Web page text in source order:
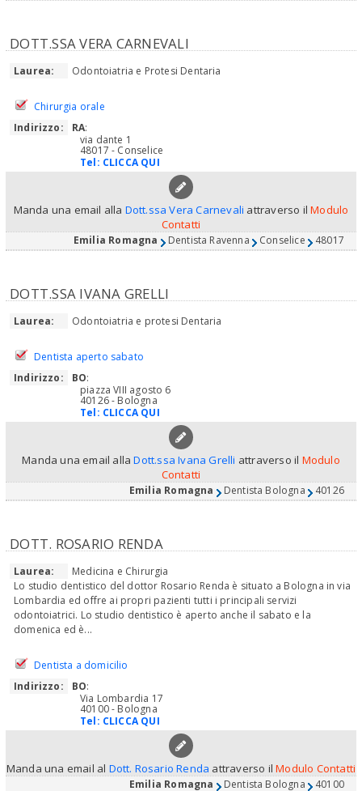
DOTT.SSA VERA CARNEVALI
Laurea: Odontoiatria e Protesi Dentaria
Chirurgia orale
Indirizzo:
RA:
via dante 1
48017 - Conselice
Tel: CLICCA QUI
Manda una email alla Dott.ssa Vera Carnevali attraverso ilModulo
Contatti
Emilia Romagna Dentista Ravenna Conselice 48017
DOTT.SSA IVANA GRELLI
Laurea: Odontoiatria e protesi Dentaria
Dentista aperto sabato
Indirizzo:
BO:
piazza VIII agosto 6
40126 - Bologna
Tel: CLICCA QUI
Manda una email allaDott.ssa Ivana Grelli attraverso il Modulo
Contatti
Emilia Romagna Dentista Bologna 40126
DOTT. ROSARIO RENDA
Laurea:
Medicina e Chirurgia
Lo studio dentistico del dottor Rosario Renda è situato a Bologna in via
Lombardia ed offre ai propri pazienti tutti i principali servizi
odontoiatrici. Lo studio dentistico è aperto anche il sabato e la
domenica ed è...
Dentista a domicilio
Indirizzo:
BO:
Via Lombardia 17
40100 - Bologna
Tel: CLICCA QUI
Manda una email al Dott. Rosario Renda attraverso ilModulo Contatti
Emilia Romagna Dentista Bologna 40100